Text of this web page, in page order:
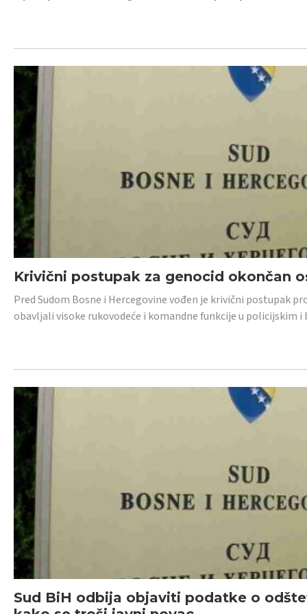
Krivični postupak za genocid okončan
Pred Sudom Bosne i Hercegovine vođen je krivični postupak
obavljali visoke rukovodeće i komandne funkcije u policijskim
Sud BiH odbija objaviti podatke o